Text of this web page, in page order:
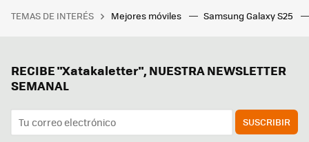
TEMAS DE INTERÉS Mejores móviles Samsung Galaxy S25
RECIBE "Xatakaletter", NUESTRA NEWSLETTER
SEMANAL
SUSCRIBIR